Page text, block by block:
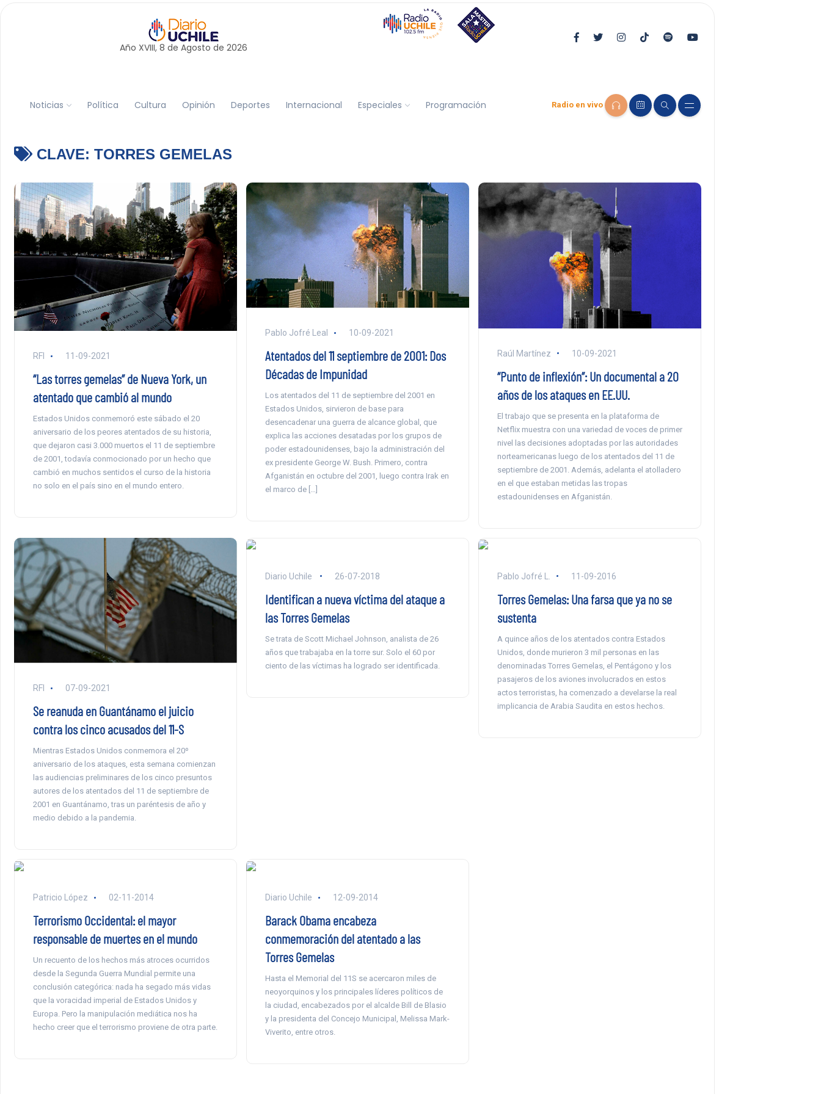
Año XVIII, 8 de Agosto de 2026
Noticias Política Cultura Opinión Deportes Internacional Especiales Programación Radio en vivo
CLAVE: TORRES GEMELAS
RFI 11-09-2021
“Las torres gemelas” de Nueva York, un
atentado que cambió al mundo
Estados Unidos conmemoró este sábado el 20
aniversario de los peores atentados de su historia,
que dejaron casi 3.000 muertos el 11 de septiembre
de 2001, todavía conmocionado por un hecho que
cambió en muchos sentidos el curso de la historia
no solo en el país sino en el mundo entero.
Pablo Jofré Leal 10-09-2021
Atentados del 11 septiembre de 2001: Dos
Décadas de Impunidad
Los atentados del 11 de septiembre del 2001 en
Estados Unidos, sirvieron de base para
desencadenar una guerra de alcance global, que
explica las acciones desatadas por los grupos de
poder estadounidenses, bajo la administración del
ex presidente George W. Bush. Primero, contra
Afganistán en octubre del 2001, luego contra Irak en
el marco de […]
Raúl Martínez 10-09-2021
“Punto de inflexión”: Un documental a 20
años de los ataques en EE.UU.
El trabajo que se presenta en la plataforma de
Netflix muestra con una variedad de voces de primer
nivel las decisiones adoptadas por las autoridades
norteamericanas luego de los atentados del 11 de
septiembre de 2001. Además, adelanta el atolladero
en el que estaban metidas las tropas
estadounidenses en Afganistán.
RFI 07-09-2021
Se reanuda en Guantánamo el juicio
contra los cinco acusados del 11-S
Mientras Estados Unidos conmemora el 20º
aniversario de los ataques, esta semana comienzan
las audiencias preliminares de los cinco presuntos
autores de los atentados del 11 de septiembre de
2001 en Guantánamo, tras un paréntesis de año y
medio debido a la pandemia.
Diario Uchile 26-07-2018
Identifican a nueva víctima del ataque a
las Torres Gemelas
Se trata de Scott Michael Johnson, analista de 26
años que trabajaba en la torre sur. Solo el 60 por
ciento de las víctimas ha logrado ser identificada.
Pablo Jofré L. 11-09-2016
Torres Gemelas: Una farsa que ya no se
sustenta
A quince años de los atentados contra Estados
Unidos, donde murieron 3 mil personas en las
denominadas Torres Gemelas, el Pentágono y los
pasajeros de los aviones involucrados en estos
actos terroristas, ha comenzado a develarse la real
implicancia de Arabia Saudita en estos hechos.
Patricio López 02-11-2014
Terrorismo Occidental: el mayor
responsable de muertes en el mundo
Un recuento de los hechos más atroces ocurridos
desde la Segunda Guerra Mundial permite una
conclusión categórica: nada ha segado más vidas
que la voracidad imperial de Estados Unidos y
Europa. Pero la manipulación mediática nos ha
hecho creer que el terrorismo proviene de otra parte.
Diario Uchile 12-09-2014
Barack Obama encabeza
conmemoración del atentado a las
Torres Gemelas
Hasta el Memorial del 11S se acercaron miles de
neoyorquinos y los principales líderes políticos de
la ciudad, encabezados por el alcalde Bill de Blasio
y la presidenta del Concejo Municipal, Melissa Mark-
Viverito, entre otros.